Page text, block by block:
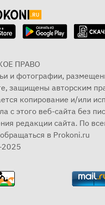
ПРАВО
и фотографии,
защищены авторским
копирование и/или
с этого веб-сайта без
редакции сайта. По
в Prokoni.ru